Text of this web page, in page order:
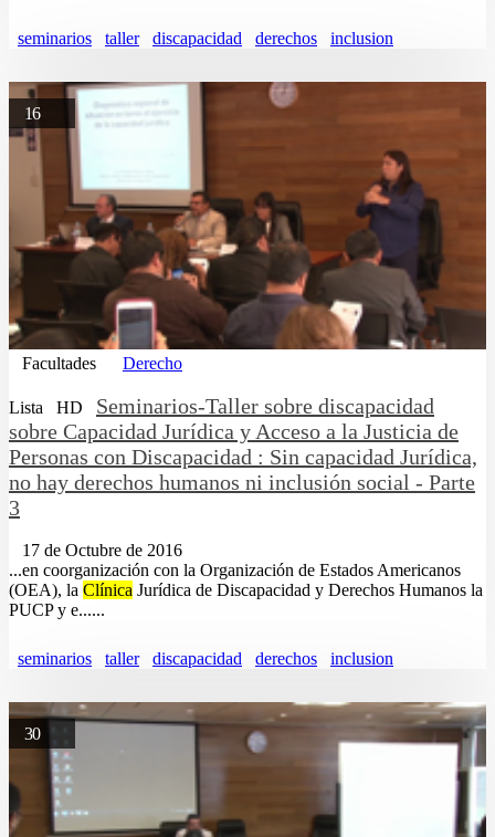
seminarios taller discapacidad derechos inclusion
16
Facultades Derecho
Lista HD
Seminarios-Taller sobre discapacidad
sobre Capacidad Jurídica y Acceso a la Justicia de
Personas con Discapacidad : Sin capacidad Jurídica,
no hay derechos humanos ni inclusión social - Parte
3
17 de Octubre de 2016
...en coorganización con la Organización de Estados Americanos
(OEA), la Clínica Jurídica de Discapacidad y Derechos Humanos la
PUCP y e......
seminarios taller discapacidad derechos inclusion
30